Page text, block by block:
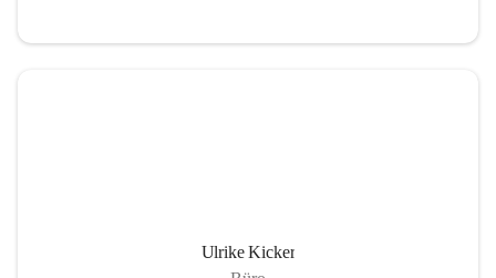
Ulrike Kicker